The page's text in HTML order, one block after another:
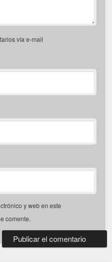
vía e-mail
y web en este
comente.